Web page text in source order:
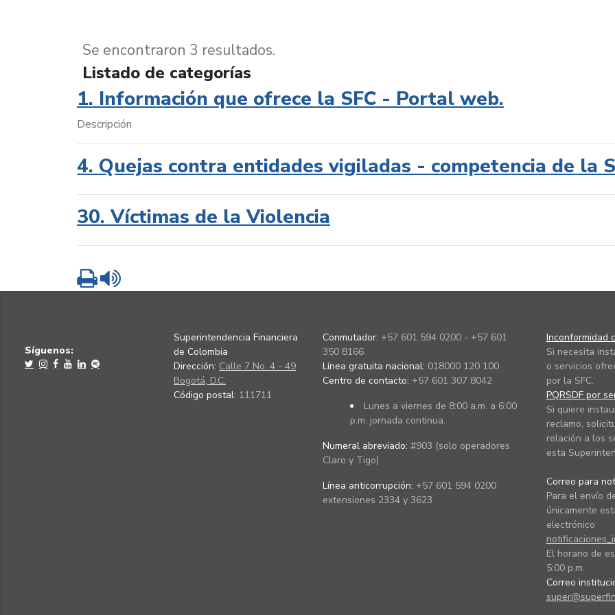
Se encontraron 3 resultados.
Listado de categorías
1. Información que ofrece la SFC - Portal web.
Descripción
4. Quejas contra entidades vigiladas - competencia de la
30. Víctimas de la Violencia
Imprimir
Síguenos:
Superintendencia Financiera
de Colombia
Dirección: Calle 7 No. 4 - 49
Bogotá, D.C.
Código postal: 111711
Conmutador: +57 601 594 0200 - +57 601
350 8166
Línea gratuita nacional: 018000 120 100
Centro de contacto: +57 601 307 8042
Lunes a viernes de 8:00 a.m. a 6:00
p.m. jornada continua.
Numeral abreviado: #903 (solo operadores
Claro y Tigo)
Línea anticorrupción: +57 601 594 0200
extensiones 2334 y 3623
Inconformidad
Si necesita
o servicios
por la SFC.
PQRSDF por
Si quiere
reclamo,
relación a los
esta
Correo para
Para el envío
únicamente
electrónico
El horario de
5:00 p.m.
Correo